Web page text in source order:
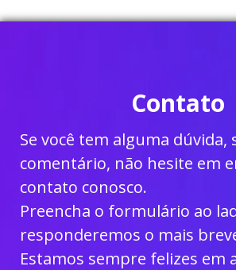
Contato
Se você tem alguma dúvida,
comentário, não hesite em
contato conosco.
Preencha o formulário ao
responderemos o mais
Estamos sempre felizes em